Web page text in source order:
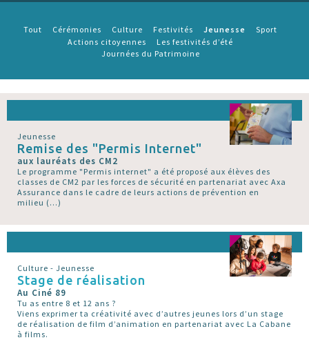
Tout Cérémonies Culture Festivités Jeunesse
Sport
Actions citoyennes
Les festivités d’été
Journées du Patrimoine
Jeunesse
Remise des "Permis Internet"
aux lauréats des CM2
Le programme "Permis internet" a été proposé aux élèves des
classes de CM2 par les forces de sécurité en partenariat avec Axa
Assurance dans le cadre de leurs actions de prévention en
milieu (…)
Culture - Jeunesse
Stage de réalisation
Au Ciné 89
Tu as entre 8 et 12 ans ?
Viens exprimer ta créativité avec d’autres jeunes lors d’un stage
de réalisation de film d’animation en partenariat avec La Cabane
à films.